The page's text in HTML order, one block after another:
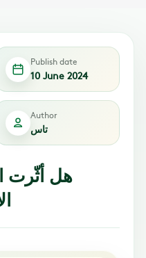
Publish date
10 June 2024
Author
تاس
هل أثّرت